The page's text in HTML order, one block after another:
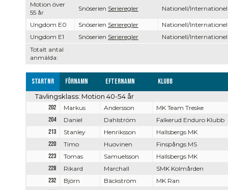
Totalt antal
anmälda:
Motion över
55 år
Snöserien Serieregler Nationell/
Ungdom E0 Snöserien Serieregler
Nationell/
Ungdom E1
Snöserien Serieregler Nationell/
Startnr Förnamn Efternamn Klubb
Tävlingsklass: Motion 40-54 år
202 Markus Andersson
MK Team Treske
204
Daniel Dahlström
Falkerud Enduro Klubb
213
Stanley Henriksson
Hallsbergs MK
220
Timo Huovinen
Finspångs MS
223
Tomas Samuelsson
Hallsbergs MK
228
Rikard Marchall
SMK Kolmården
232
Björn Bäckström
MK Ran